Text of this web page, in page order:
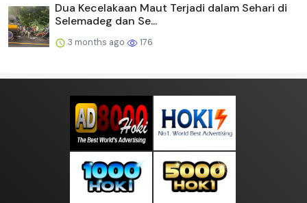
Dua Kecelakaan Maut Terjadi dalam Sehari di
Selemadeg dan Se...
3 months ago 176